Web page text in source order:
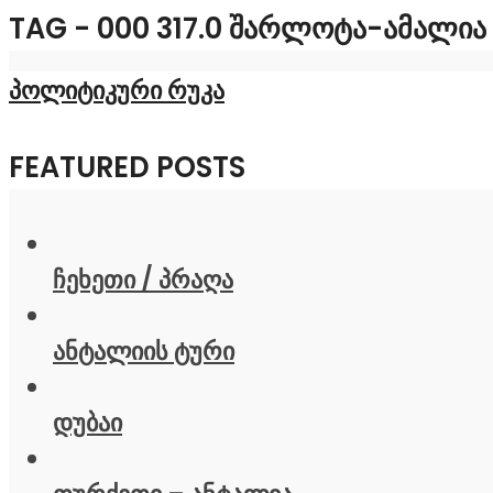
TAG - 000 317.0 ᲨᲐᲠᲚᲝᲢᲐ-
პოლიტიკური რუკა
FEATURED POSTS
ჩეხეთი / პრაღა
ანტალიის ტური
დუბაი